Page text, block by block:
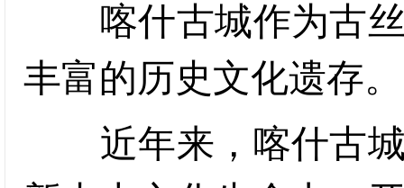
喀什古城作为古丝
丰富的历史文化遗存。
近年来，喀什古城